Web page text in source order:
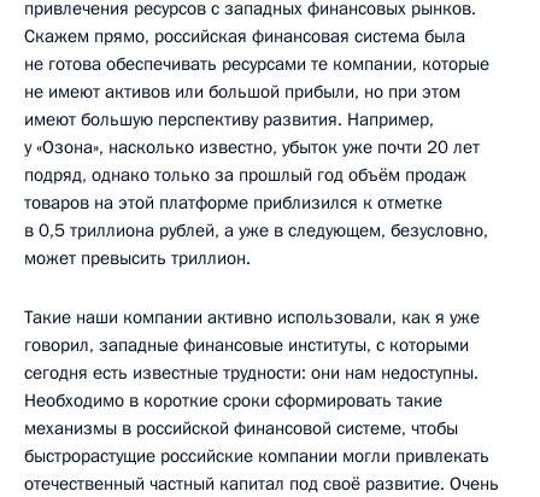
привлечения ресурсов с западных финансовых рынков.
Скажем прямо, российская финансовая система была
не готова обеспечивать ресурсами те компании, которые
не имеют активов или большой прибыли, но при этом
имеют большую перспективу развития. Например,
у «Озона», насколько известно, убыток уже почти 20 лет
подряд, однако только за прошлый год объём продаж
товаров на этой платформе приблизился к отметке
в 0,5 триллиона рублей, а уже в следующем, безусловно,
может превысить триллион.
Такие наши компании активно использовали, как я уже
говорил, западные финансовые институты, с которыми
сегодня есть известные трудности: они нам недоступны.
Необходимо в короткие сроки сформировать такие
механизмы в российской финансовой системе, чтобы
быстрорастущие российские компании могли привлекать
отечественный частный капитал под своё развитие. Очень